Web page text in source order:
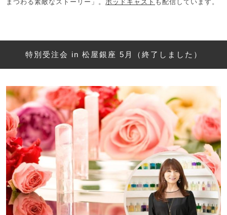
まつわる素敵なストーリー」。 ポッドキャスト も配信しています。
特別受注会 in 松屋銀座 5月（終了しました）